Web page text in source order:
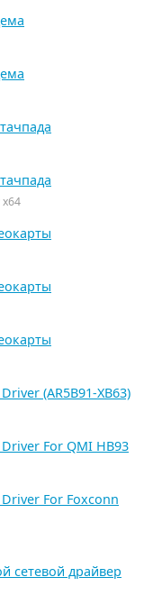
x64
(AR5B91-XB63)
For QMI HB93
For Foxconn
сетевой драйвер